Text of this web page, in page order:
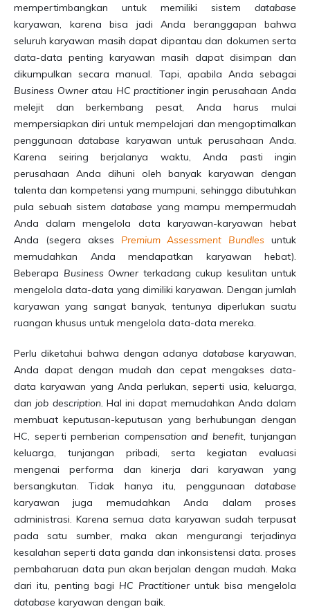
mempertimbangkan untuk memiliki sistem database
karyawan, karena bisa jadi Anda beranggapan bahwa
seluruh karyawan masih dapat dipantau dan dokumen serta
data-data penting karyawan masih dapat disimpan dan
dikumpulkan secara manual. Tapi, apabila Anda sebagai
Business Owneratau HC practitioneringin perusahaan Anda
melejit dan berkembang pesat, Anda harus mulai
mempersiapkan diri untuk mempelajari dan mengoptimalkan
penggunaandatabase karyawan untuk perusahaan Anda.
Karena seiring berjalanya waktu, Anda pasti ingin
perusahaan Anda dihuni oleh banyak karyawan dengan
talenta dan kompetensi yang mumpuni, sehingga dibutuhkan
pula sebuah sistem database yang mampu mempermudah
Anda dalam mengelola data karyawan-karyawan hebat
Anda (segera akses Premium Assessment Bundles untuk
memudahkan Anda mendapatkan karyawan hebat).
Beberapa Business Ownerterkadang cukup kesulitan untuk
mengelola data-data yang dimiliki karyawan. Dengan jumlah
karyawan yang sangat banyak, tentunya diperlukan suatu
ruangan khusus untuk mengelola data-data mereka.
Perlu diketahui bahwa dengan adanya database karyawan,
Anda dapat dengan mudah dan cepat mengakses data-
data karyawan yang Anda perlukan, seperti usia, keluarga,
danjob description. Hal ini dapat memudahkan Anda dalam
membuat keputusan-keputusan yang berhubungan dengan
HC, seperti pemberian compensation and benefit, tunjangan
keluarga, tunjangan pribadi, serta kegiatan evaluasi
mengenai performa dan kinerja dari karyawan yang
bersangkutan. Tidak hanya itu, penggunaan database
karyawan juga memudahkan Anda dalam proses
administrasi. Karena semua data karyawan sudah terpusat
pada satu sumber, maka akan mengurangi terjadinya
kesalahan seperti data ganda dan inkonsistensi data. proses
pembaharuan data pun akan berjalan dengan mudah. Maka
dari itu, penting bagi HC Practitioneruntuk bisa mengelola
database karyawan dengan baik.